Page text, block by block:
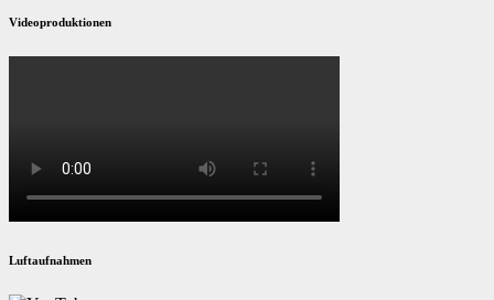
Videoproduktionen
Luftaufnahmen